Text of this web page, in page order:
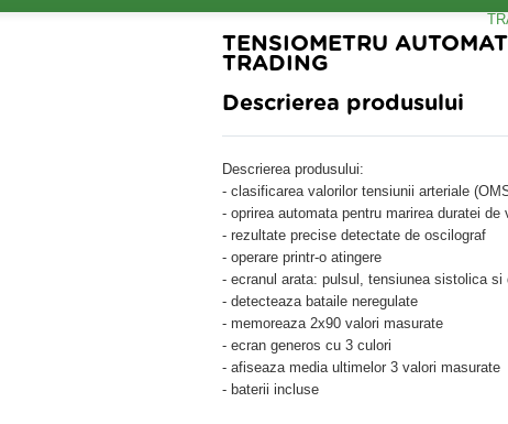
TENSIOMETRU
TRADING
Descrierea produsului
Descrierea produsului:
- clasificarea valorilor tensiunii arteriale
- oprirea automata pentru marirea duratei de
- rezultate precise detectate de oscilograf
- operare printr-o atingere
- ecranul arata: pulsul, tensiunea sistolica si
- detecteaza bataile neregulate
- memoreaza 2x90 valori masurate
- ecran generos cu 3 culori
- afiseaza media ultimelor 3 valori masurate
- baterii incluse